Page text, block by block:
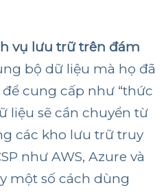
vụ lưu trữ trên đám
bộ dữ liệu mà họ đã
cung cấp như “thức
liệu sẽ cần chuyển từ
các kho lưu trữ truy
như AWS, Azure và
một số cách dùng